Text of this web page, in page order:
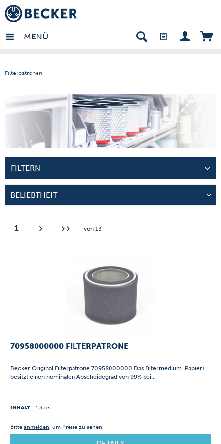
MENÜ
Filterpatronen
- DE
FILTERN
1 von 13
70958000000 FILTERPATRONE
Becker Original Filterpatrone 70958000000 Das Filtermedium (Papier)
besitzt einen nominalen Abscheidegrad von 99% bei...
INHALT 1 Stck.
Bitteanmelden, um Preise zu sehen.